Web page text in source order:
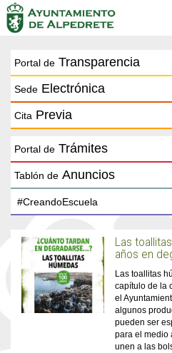
Portal de Transparencia
Sede Electrónica
Cita Previa
Portal de Trámites
Tablón de Anuncios
Las
años en
Las toallitas
capítulo de la
el
algunos
pueden ser
para el medio
unen a las